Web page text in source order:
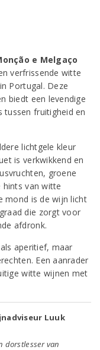
e Melgaço
verfrissende witte
Portugal. Deze
biedt een levendige
tussen fruitigheid en
lichtgele kleur
is verkwikkend en
groene
hints van witte
mond is de wijn licht
die zorgt voor
afdronk.
aperitief, maar
Een aanrader
witte wijnen met
Luuk
dorstlesser van